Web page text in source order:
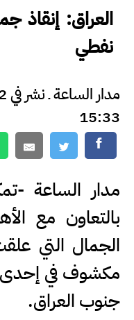
العراق:
نفطي
15:33
مدار الساعة -
بالتعاون مع
الجمال التي
مكشوف في
جنوب العراق.